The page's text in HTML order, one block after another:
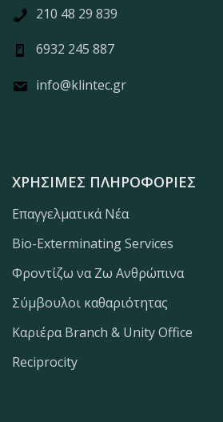
210 48 29 839
6932 245 887
info@klintec.gr
ΧΡΉΣΙΜΕΣ ΠΛΗΡΟΦΟΡΊΕΣ
Επαγγελματικά Νέα
Bio-Exterminating Services
Φροντίζω να Ζω Ανθρώπινα
Σύμβουλοι καθαριότητας
Καριέρα Branch & Unity Office
Reciprocity